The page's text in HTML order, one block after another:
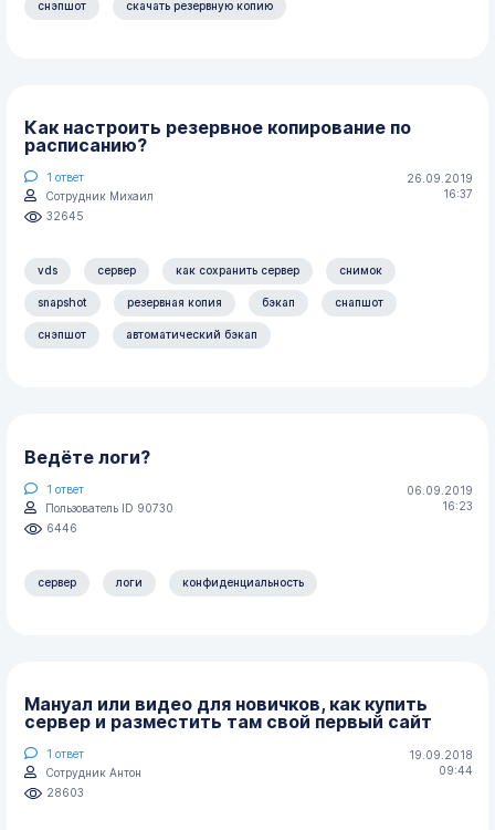
снэпшот скачать резервную копию
Как настроить резервное копирование по
расписанию?
26.09.2019
16:37
1 ответ
Сотрудник Михаил
32645
vds сервер как сохранить сервер снимок
snapshot резервная копия бэкап снапшот
снэпшот автоматический бэкап
Ведёте логи?
06.09.2019
16:23
1 ответ
Пользователь ID 90730
6446
сервер логи конфиденциальность
Мануал или видео для новичков, как купить
сервер и разместить там свой первый сайт
19.09.2018
09:44
1 ответ
Сотрудник Антон
28603